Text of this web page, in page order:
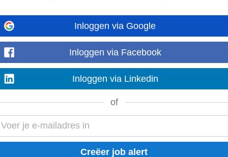
inclusief
en SEA. • Versterken van Zytec's merkidentiteit en
en partneractiviteiten. • Opstellen...
Laat meer zien
CRO- en optimalisatietrajectenMeedenken over contentstrategieën voor
en conversieBewaken...
Laat meer zien
Inloggen via Google
Inloggen via Facebook
Inloggen via Linkedin
of